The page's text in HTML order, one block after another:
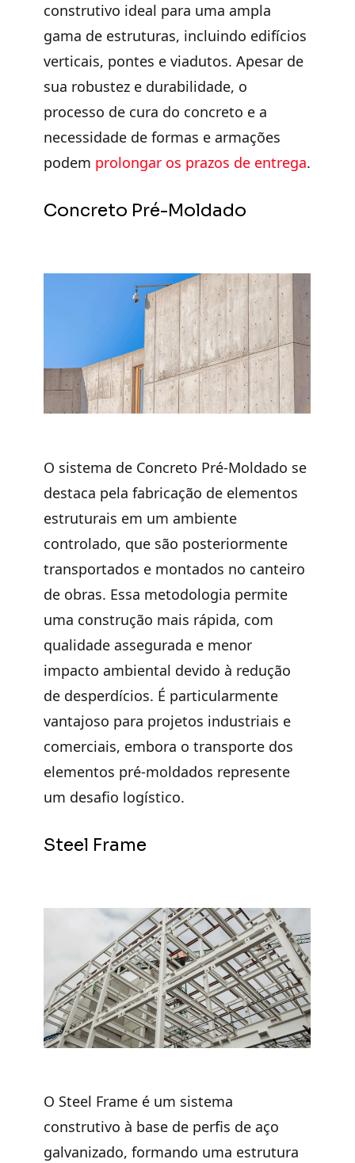
construtivo ideal para uma ampla
gama de estruturas, incluindo edifícios
verticais, pontes e viadutos. Apesar de
sua robustez e durabilidade, o
processo de cura do concreto e a
necessidade de formas e armações
podem prolongar os prazos de entrega.
Concreto Pré-Moldado
O sistema de Concreto Pré-Moldado se
destaca pela fabricação de elementos
estruturais em um ambiente
controlado, que são posteriormente
transportados e montados no canteiro
de obras. Essa metodologia permite
uma construção mais rápida, com
qualidade assegurada e menor
impacto ambiental devido à redução
de desperdícios. É particularmente
vantajoso para projetos industriais e
comerciais, embora o transporte dos
elementos pré-moldados represente
um desafio logístico.
Steel Frame
O Steel Frame é um sistema
construtivo à base de perfis de aço
galvanizado, formando uma estrutura